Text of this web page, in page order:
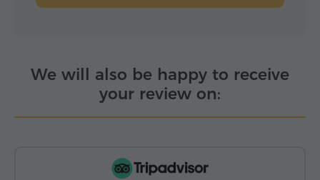
We will also be happy to receive
your review on: